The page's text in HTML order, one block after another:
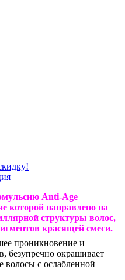
Anti-Age
которой направлено на
структуры волос,
красящей смеси.
проникновение и
безупречно окрашивает
волосы с ослабленной